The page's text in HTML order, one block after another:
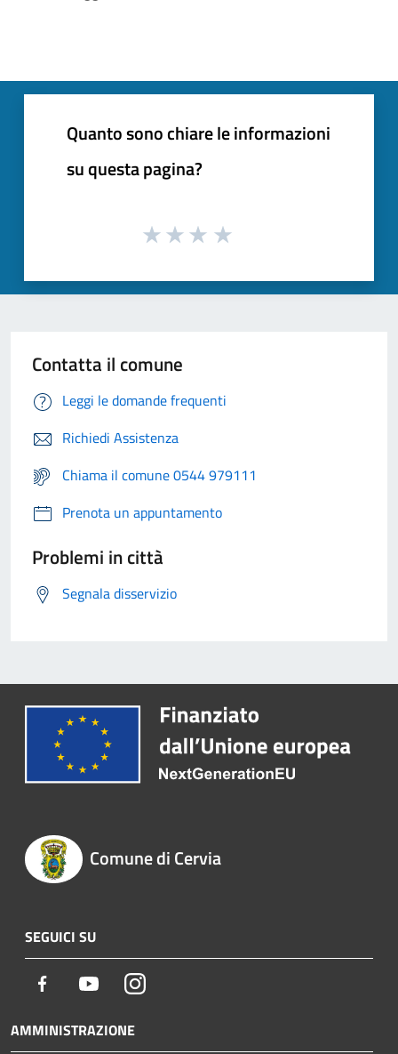
Quanto sono chiare le informazioni
su questa pagina?
Contatta il comune
Leggi le domande frequenti
Richiedi Assistenza
Chiama il comune 0544 979111
Prenota un appuntamento
Problemi in città
Segnala disservizio
Comune di Cervia
SEGUICI SU
Facebook YoutubeInstagram
AMMINISTRAZIONE